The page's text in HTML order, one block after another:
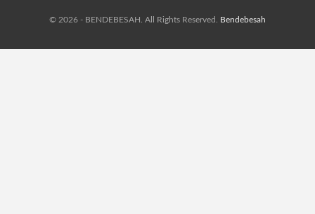
© 2026 - BENDEBESAH. All Rights Reserved. Bendebesah